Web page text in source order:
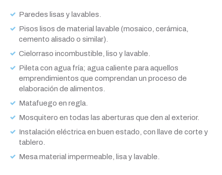
Paredes lisas y lavables.
Pisos lisos de material lavable (mosaico, cerámica,
cemento alisado o similar).
Cielorraso incombustible, liso y lavable.
Pileta con agua fría; agua caliente para aquellos
emprendimientos que comprendan un proceso de
elaboración de alimentos.
Matafuego en regla.
Mosquitero en todas las aberturas que den al exterior.
Instalación eléctrica en buen estado, con llave de corte y
tablero.
Mesa material impermeable, lisa y lavable.